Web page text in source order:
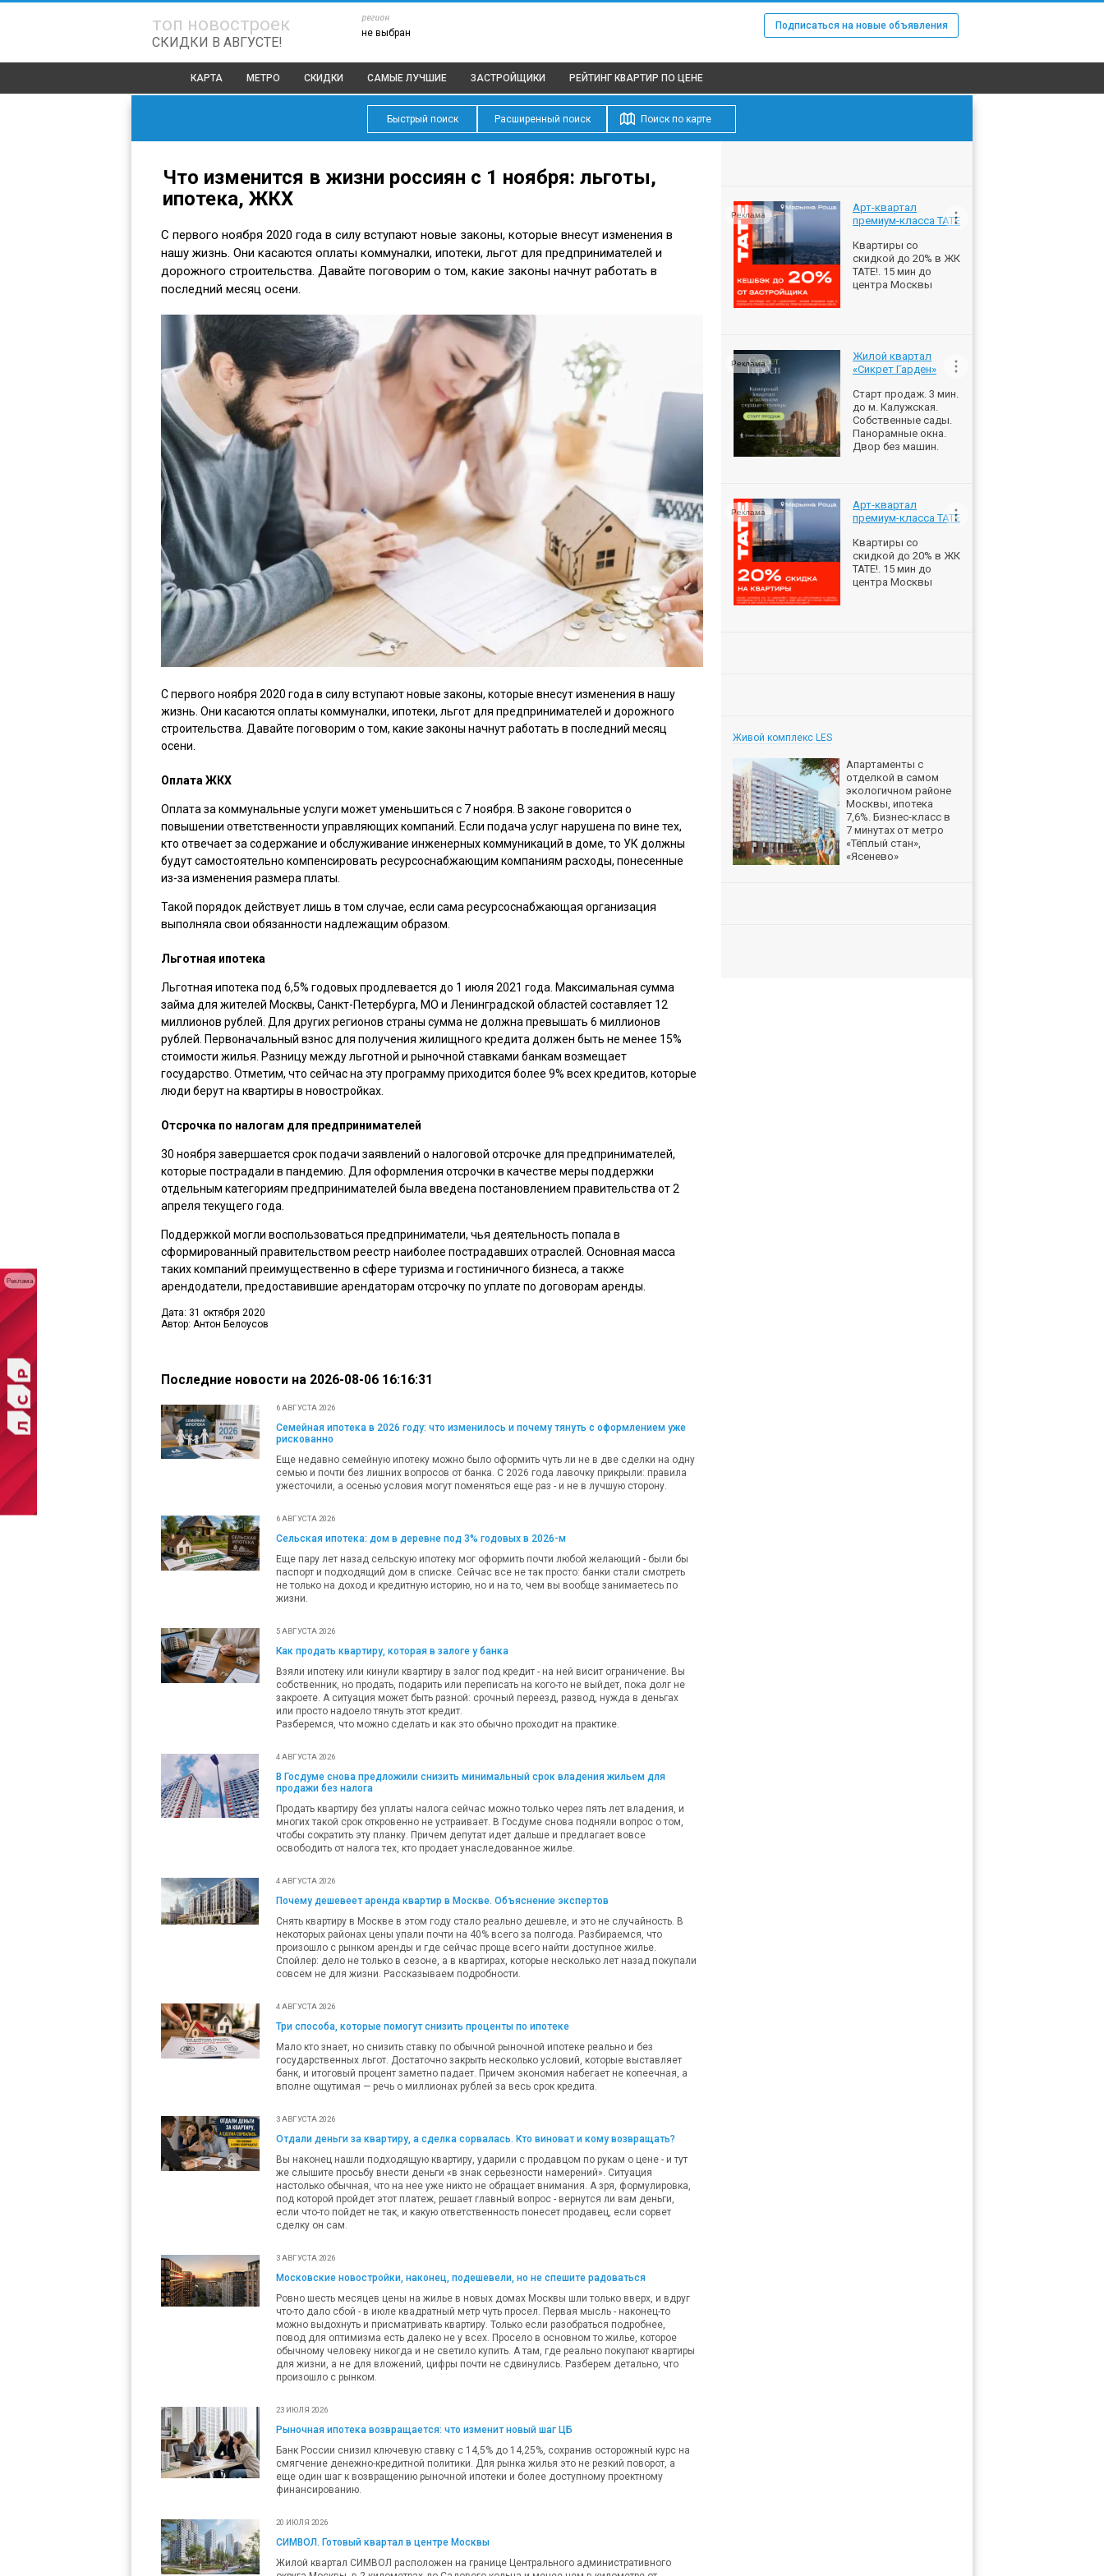
топ новостроек
СКИДКИ В АВГУСТЕ!
регион
не выбран
Подписаться на новые объявления
КАРТА МЕТРО СКИДКИ САМЫЕ ЛУЧШИЕ ЗАСТРОЙЩИКИ РЕЙТИНГ КВАРТИР ПО ЦЕНЕ
Быстрый поиск Расширенный поиск Поиск по карте
Что изменится в жизни россиян с 1 ноября: льготы,
ипотека, ЖКХ
С первого ноября 2020 года в силу вступают новые законы, которые внесут изменения в
нашу жизнь. Они касаются оплаты коммуналки, ипотеки, льгот для предпринимателей и
дорожного строительства. Давайте поговорим о том, какие законы начнут работать в
последний месяц осени.
С первого ноября 2020 года в силу вступают новые законы, которые внесут изменения в нашу
жизнь. Они касаются оплаты коммуналки, ипотеки, льгот для предпринимателей и дорожного
строительства. Давайте поговорим о том, какие законы начнут работать в последний месяц
осени.
Оплата ЖКХ
Оплата за коммунальные услуги может уменьшиться с 7 ноября. В законе говорится о
повышении ответственности управляющих компаний. Если подача услуг нарушена по вине тех,
кто отвечает за содержание и обслуживание инженерных коммуникаций в доме, то УК должны
будут самостоятельно компенсировать ресурсоснабжающим компаниям расходы, понесенные
из-за изменения размера платы.
Такой порядок действует лишь в том случае, если сама ресурсоснабжающая организация
выполняла свои обязанности надлежащим образом.
Льготная ипотека
Льготная ипотека под 6,5% годовых продлевается до 1 июля 2021 года. Максимальная сумма
займа для жителей Москвы, Санкт-Петербурга, МО и Ленинградской областей составляет 12
миллионов рублей. Для других регионов страны сумма не должна превышать 6 миллионов
рублей. Первоначальный взнос для получения жилищного кредита должен быть не менее 15%
стоимости жилья. Разницу между льготной и рыночной ставками банкам возмещает
государство. Отметим, что сейчас на эту программу приходится более 9% всех кредитов, которые
люди берут на квартиры в новостройках.
Отсрочка по налогам для предпринимателей
30 ноября завершается срок подачи заявлений о налоговой отсрочке для предпринимателей,
которые пострадали в пандемию. Для оформления отсрочки в качестве меры поддержки
отдельным категориям предпринимателей была введена постановлением правительства от 2
апреля текущего года.
Поддержкой могли воспользоваться предприниматели, чья деятельность попала в
сформированный правительством реестр наиболее пострадавших отраслей. Основная масса
таких компаний преимущественно в сфере туризма и гостиничного бизнеса, а также
арендодатели, предоставившие арендаторам отсрочку по уплате по договорам аренды.
Дата: 31 октября 2020
Автор: Антон Белоусов
Последние новости на 2026-08-06 16:16:31
6 АВГУСТА 2026
Семейная ипотека в 2026 году: что изменилось и почему тянуть с оформлением уже
рискованно
Еще недавно семейную ипотеку можно было оформить чуть ли не в две сделки на одну
семью и почти без лишних вопросов от банка. С 2026 года лавочку прикрыли: правила
ужесточили, а осенью условия могут поменяться еще раз - и не в лучшую сторону.
6 АВГУСТА 2026
Сельская ипотека: дом в деревне под 3% годовых в 2026-м
Еще пару лет назад сельскую ипотеку мог оформить почти любой желающий - были бы
паспорт и подходящий дом в списке. Сейчас все не так просто: банки стали смотреть
не только на доход и кредитную историю, но и на то, чем вы вообще занимаетесь по
жизни.
5 АВГУСТА 2026
Как продать квартиру, которая в залоге у банка
Взяли ипотеку или кинули квартиру в залог под кредит - на ней висит ограничение. Вы
собственник, но продать, подарить или переписать на кого-то не выйдет, пока долг не
закроете. А ситуация может быть разной: срочный переезд, развод, нужда в деньгах
или просто надоело тянуть этот кредит.
Разберемся, что можно сделать и как это обычно проходит на практике.
4 АВГУСТА 2026
В Госдуме снова предложили снизить минимальный срок владения жильем для
продажи без налога
Продать квартиру без уплаты налога сейчас можно только через пять лет владения, и
многих такой срок откровенно не устраивает. В Госдуме снова подняли вопрос о том,
чтобы сократить эту планку. Причем депутат идет дальше и предлагает вовсе
освободить от налога тех, кто продает унаследованное жилье.
4 АВГУСТА 2026
Почему дешевеет аренда квартир в Москве. Объяснение экспертов
Снять квартиру в Москве в этом году стало реально дешевле, и это не случайность. В
некоторых районах цены упали почти на 40% всего за полгода. Разбираемся, что
произошло с рынком аренды и где сейчас проще всего найти доступное жилье.
Спойлер: дело не только в сезоне, а в квартирах, которые несколько лет назад покупали
совсем не для жизни. Рассказываем подробности.
4 АВГУСТА 2026
Три способа, которые помогут снизить проценты по ипотеке
Мало кто знает, но снизить ставку по обычной рыночной ипотеке реально и без
государственных льгот. Достаточно закрыть несколько условий, которые выставляет
банк, и итоговый процент заметно падает. Причем экономия набегает не копеечная, а
вполне ощутимая — речь о миллионах рублей за весь срок кредита.
3 АВГУСТА 2026
Отдали деньги за квартиру, а сделка сорвалась. Кто виноват и кому возвращать?
Вы наконец нашли подходящую квартиру, ударили с продавцом по рукам о цене - и тут
же слышите просьбу внести деньги «в знак серьезности намерений». Ситуация
настолько обычная, что на нее уже никто не обращает внимания. А зря, формулировка,
под которой пройдет этот платеж, решает главный вопрос - вернутся ли вам деньги,
если что-то пойдет не так, и какую ответственность понесет продавец, если сорвет
сделку он сам.
3 АВГУСТА 2026
Московские новостройки, наконец, подешевели, но не спешите радоваться
Ровно шесть месяцев цены на жилье в новых домах Москвы шли только вверх, и вдруг
что-то дало сбой - в июле квадратный метр чуть просел. Первая мысль - наконец-то
можно выдохнуть и присматривать квартиру. Только если разобраться подробнее,
повод для оптимизма есть далеко не у всех. Просело в основном то жилье, которое
обычному человеку никогда и не светило купить. А там, где реально покупают квартиры
для жизни, а не для вложений, цифры почти не сдвинулись. Разберем детально, что
произошло с рынком.
23 ИЮЛЯ 2026
Рыночная ипотека возвращается: что изменит новый шаг ЦБ
Банк России снизил ключевую ставку с 14,5% до 14,25%, сохранив осторожный курс на
смягчение денежно-кредитной политики. Для рынка жилья это не резкий поворот, а
еще один шаг к возвращению рыночной ипотеки и более доступному проектному
финансированию.
20 ИЮЛЯ 2026
СИМВОЛ. Готовый квартал в центре Москвы
Жилой квартал СИМВОЛ расположен на границе Центрального административного
Реклама
Арт-квартал
премиум-класса ТАТЕ
Квартиры со
скидкой до 20% в ЖК
ТАТЕ!. 15 мин до
центра Москвы
Реклама
Жилой квартал
«Сикрет Гарден»
Старт продаж. 3 мин.
до м. Калужская.
Собственные сады.
Панорамные окна.
Двор без машин.
Реклама
Арт-квартал
премиум-класса ТАТЕ
Квартиры со
скидкой до 20% в ЖК
ТАТЕ!. 15 мин до
центра Москвы
Реклама
Живой комплекс LES
Апартаменты с
отделкой в самом
экологичном районе
Москвы, ипотека
7,6%. Бизнес-класс в
7 минутах от метро
«Тёплый стан»,
«Ясенево»